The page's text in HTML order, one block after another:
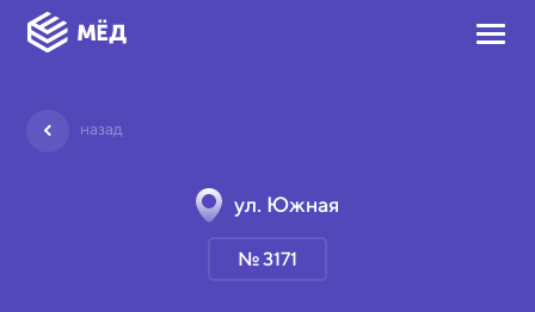
назад
ул. Южная
№ 3171